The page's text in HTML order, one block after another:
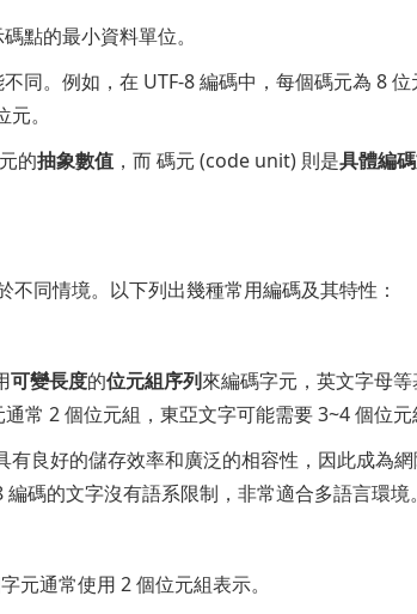
點的最小資料單位。
同。例如，在 UTF-8 編碼中，每個碼元為 8 位
。
的抽象數值 ，而 碼元 (code unit) 則是具體編
同情境。以下列出幾種常用編碼及其特性：
可變長度的位元組序列來編碼字元，英文字母
常 2 個位元組，東亞文字可能需要 3~4 個位元
良好的儲存效率和廣泛的相容性，因此成為
碼的文字沒有語系限制，非常適合多語言環境。
元通常使用 2 個位元組表示。